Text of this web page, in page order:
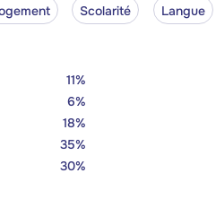
Scolarité Langue
11%
6%
18%
35%
30%